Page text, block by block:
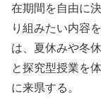
在期間を自由に
り組みたい内容
は、夏休みや冬
と探究型授業を
に来県する。